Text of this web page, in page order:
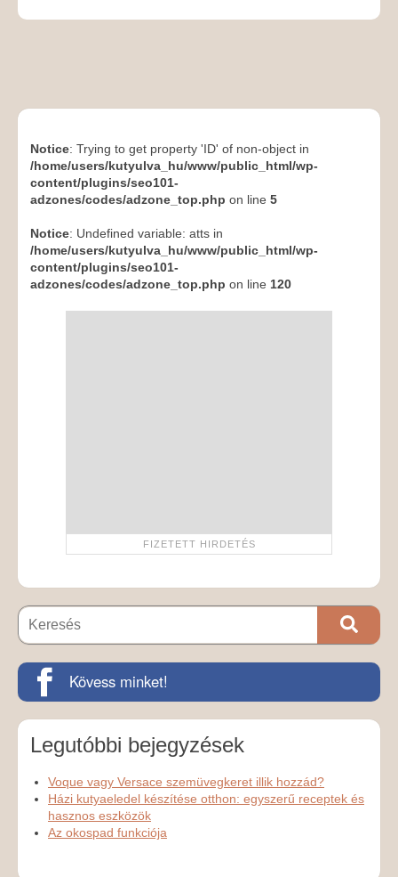
Notice: Trying to get property 'ID' of non-object in
/home/users/kutyulva_hu/www/public_html/wp-
content/plugins/seo101-
adzones/codes/adzone_top.php on line 5
Notice: Undefined variable: atts in
/home/users/kutyulva_hu/www/public_html/wp-
content/plugins/seo101-
adzones/codes/adzone_top.php on line 120
Kövess minket!
Legutóbbi bejegyzések
Voque vagy Versace szemüvegkeret illik hozzád?
Házi kutyaeledel készítése otthon: egyszerű receptek és
hasznos eszközök
Az okospad funkciója